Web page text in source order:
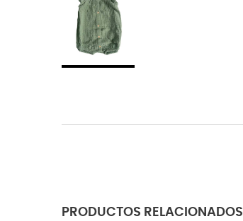
PRODUCTOS RELACIONADOS